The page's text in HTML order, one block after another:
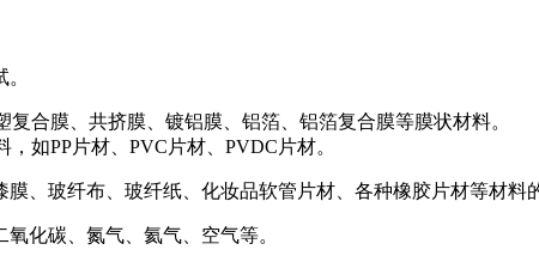
合膜、共挤膜、镀铝膜、铝箔、铝箔复合膜等膜状材料。
如PP片材、PVC片材、PVDC片材。
、玻纤布、玻纤纸、化妆品软管片材、各种橡胶片材等材料
化碳、氮气、氦气、空气等。